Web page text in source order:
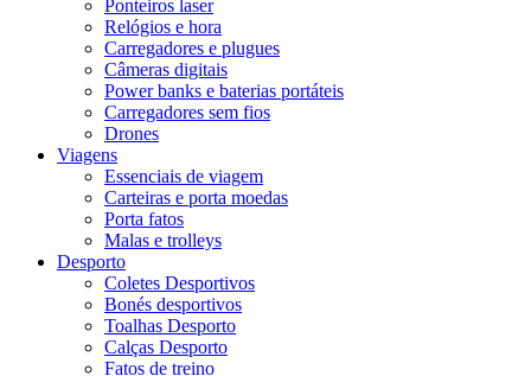
Ponteiros laser
Relógios e hora
Carregadores e plugues
Câmeras digitais
Power banks e baterias portáteis
Carregadores sem fios
Drones
Viagens
Essenciais de viagem
Carteiras e porta moedas
Porta fatos
Malas e trolleys
Desporto
Coletes Desportivos
Bonés desportivos
Toalhas Desporto
Calças Desporto
Fatos de treino